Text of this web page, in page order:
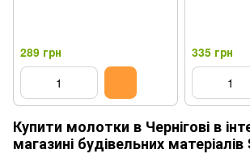
289 грн 335 грн
Купити молотки в Чернігові в
магазині будівельних